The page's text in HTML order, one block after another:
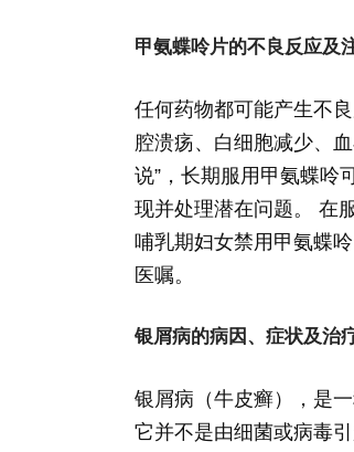
甲氨蝶呤片的不良反应及
任何药物都可能产生不
腔溃疡、白细胞减少、
说”，长期服用甲氨蝶呤
现并处理潜在问题。 在
哺乳期妇女禁用甲氨蝶
医嘱。
银屑病的病因、症状及治
银屑病（牛皮癣），是
它并不是由细菌或病毒